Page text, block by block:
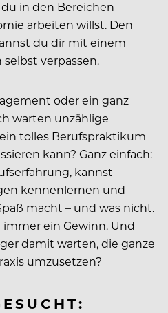
in den Bereichen
arbeiten willst. Den
du dir mit einem
verpassen.
oder ein ganz
warten unzählige
tolles Berufspraktikum
kann? Ganz einfach:
kannst
kennenlernen und
macht – und was nicht.
ein Gewinn. Und
damit warten, die ganze
umzusetzen?